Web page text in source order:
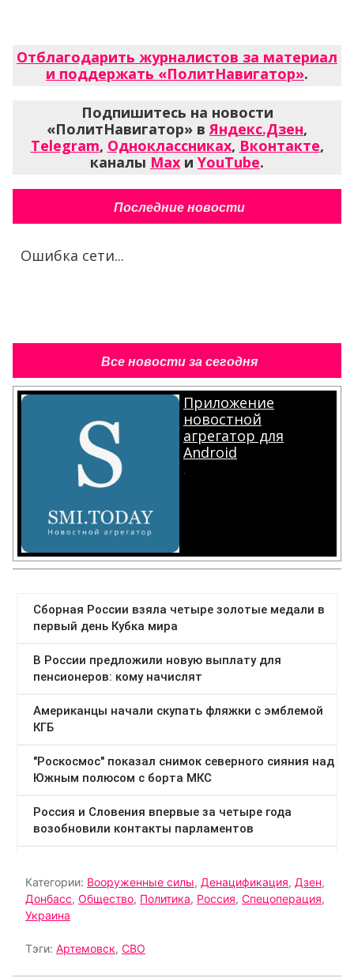
Отблагодарить журналистов за материал
и поддержать «ПолитНавигатор».
Подпишитесь на новости
«ПолитНавигатор» вЯндекс.Дзен,
Telegram, Одноклассниках, Вконтакте,
каналы Max и YouTube.
Последние новости
Ошибка сети...
Все новости за сегодня
Приложение
новостной
агрегатор для
Android
.
Категории: Вооруженные силы, Денацификация, Дзен,
Донбасс, Общество, Политика, Россия, Спецоперация,
Украина
Тэги: Артемовск, СВО